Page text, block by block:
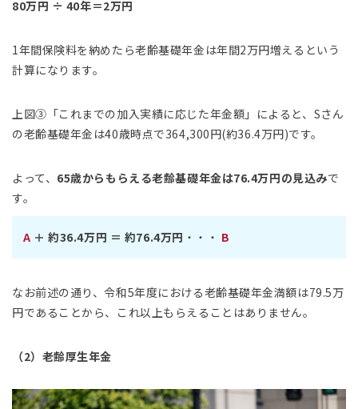
80万円 ÷ 40年＝2万円
1年間保険料を納めたら老齢基礎年金は年間2万円増えるという
計算になります。
上図③「これまでの加入実績に応じた年金額」によると、Sさん
の老齢基礎年金は40歳時点で364,300円(約36.4万円)です。
よって、 65歳からもらえる老齢基礎年金は76.4万円の見込みで
す。
A ＋ 約36.4万円 ＝ 約76.4万円 ・・・ B
なお前述の通り、令和5年度における老齢基礎年金満額は79.5万
円であることから、これ以上もらえることはありません。
（2）老齢厚生年金